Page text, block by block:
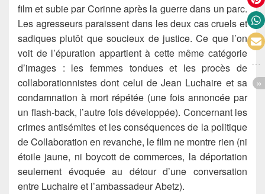
film et subie par Corinne après la guerre dans un parc.
Les agresseurs paraissent dans les deux cas cruels et
sadiques plutôt que soucieux de justice. Ce que l’on
voit de l’épuration appartient à cette même catégorie
d’images : les femmes tondues et les procès de
collaborationnistes dont celui de Jean Luchaire et sa
condamnation à mort répétée (une fois annoncée par
un flash-back, l’autre fois développée). Concernant les
crimes antisémites et les conséquences de la politique
de Collaboration en revanche, le film ne montre rien (ni
étoile jaune, ni boycott de commerces, la déportation
seulement évoquée au détour d’une conversation
entre Luchaire et l’ambassadeur Abetz).